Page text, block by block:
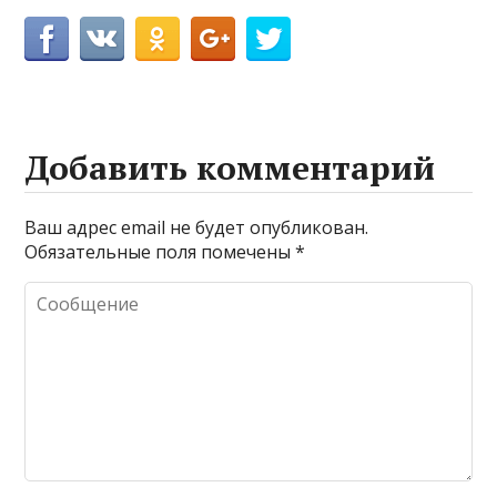
Добавить комментарий
Ваш адрес email не будет опубликован.
Обязательные поля помечены*